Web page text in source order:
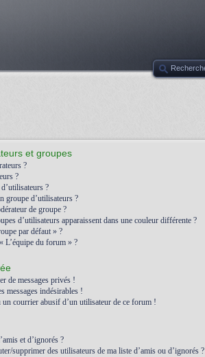
et groupes
?
?
?
groupe d’utilisateurs ?
de groupe ?
d’utilisateurs apparaissent dans une couleur différente ?
par défaut » ?
L’équipe du forum » ?
de messages privés !
messages indésirables !
un courrier abusif d’un utilisateur de ce forum !
et d’ignorés ?
supprimer des utilisateurs de ma liste d’amis ou d’ignorés ?